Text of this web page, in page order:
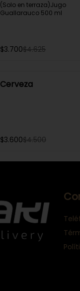
(Solo en terraza)Jugo
Guallarauco 500 ml
$3.700$4.625
Cerveza
$3.600$4.500